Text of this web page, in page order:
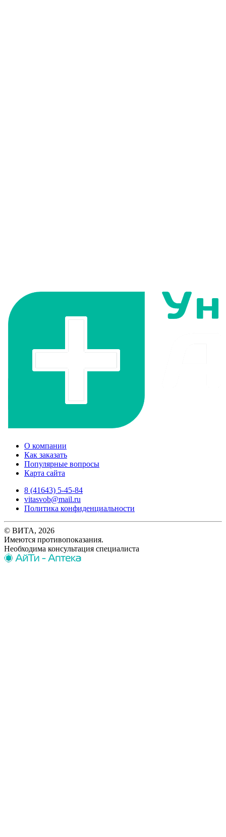
О компании
Как заказать
Популярные вопросы
Карта сайта
8 (41643) 5-45-84
vitasvob@mail.ru
Политика конфиденциальности
© ВИТА, 2026
Имеются противопоказания.
Необходима консультация специалиста